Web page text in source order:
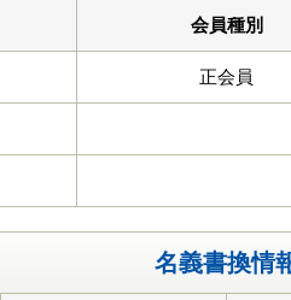
会員種別
正会員
名義書換情